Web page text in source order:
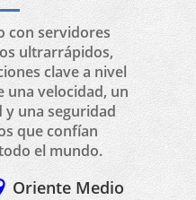
con servidores
ultrarrápidos,
clave a nivel
una velocidad, un
una seguridad
que confían
el mundo.
Oriente Medio